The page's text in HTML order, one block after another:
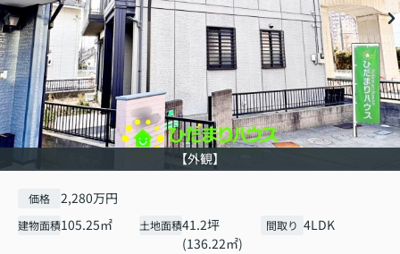
【外観】
価格 2,280万円
建物面積105.25㎡ 土地面積41.2坪
(136.22㎡)
間取り 4LDK